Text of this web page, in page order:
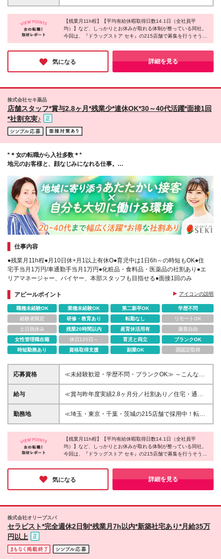
ます。 ※これまでのご経験などに応じて調整手当（1
万円～5万円/月）が付帯される場合がございます ※残
業代は全額支給します ※試用期間2週間あり（期間中
を伴う異動なし／U・Iターン歓迎≫ 住所記載の店舗
以外でも積極採用中！ その他店舗情報は、HPをご確
認ください！ https://www.sekiyakuhin.co.jp/shop?
f=1&pref=&city=&time=&type=#result ◎お住まいを考
慮し、決定します ◎転居を伴う転勤は発生しません
(変更の範囲)上記を除く当社関連勤務地
【残業月11h程】【平均有給休暇取得日数14.1日（全社員平
均）】など、しっかりとお休みが取れる体制が整っている同社。
今回は、『ドラッグストア セキ』の215店舗で募集を行うそうで
す。この求人をご覧いただいている方々も、同社のドラッグスト
アを利用している方も多いのではないでしょうか。自宅から近い
店舗で働くことができ、転居を伴う転勤が発生しないというのが
嬉しいポイントだと感じました！
気になる 詳細を見る
株式会社セキ薬品
店舗スタッフ*賞与2.8ヶ月*残業少*連休OK*30～40代活躍*面接1回
*社割充実♪
*＊女の転職から入社多数＊*
地元のお客様と、顔なじみになれる仕事。
仕事内容
●残業月11h程●月10日休+月1以上有休O●育児中は1日6h～の時短もOK●住
宅手当月1万円/車通勤手当月1万円●化粧品・食料品・医薬品の社割あり●エ
リアマネージャー、バイヤー、本部スタッフも目指せる●面接1回のみ
アピールポイント アイコンの説明
職種未経験OK 業種未経験OK 第二新卒OK
学歴不問
経験者限定
研修・教育あり 転勤なし
リモートOK
土日祝休み
残業20時間以内 産育休活用有
服装自由
女性管理職在籍
休日120日～ 育児と両立
ブランクOK
時短勤務あり
資格取得支援 副業OK 国認定取得
応募資格
≪未経験歓迎・学歴不問・ブランクOK≫ ～こんな方
は尚歓迎します～ ・販売、接客のご経験をお持ちの
方(アルバイトでも可) ・人と話すことが好きな方 ・安
で働きたい方
給与
≪賞与昨年度実績2.8ヶ月分／社割あり／住宅・通勤
手当あり≫ ■大卒 月給23万円～31万6000円 ■短大・
専門卒 月給21万円～31万6000円 ■高卒・その他 月給
ます。 ※これまでのご経験などに応じて調整手当（1
万円～5万円/月）が付帯される場合がございます ※残
業代は全額支給します ※試用期間2週間あり（期間中
勤務地
≪埼玉・東京・千葉・茨城の215店舗で採用中！転居
を伴う異動なし／U・Iターン歓迎≫ 住所記載の店舗
以外でも積極採用中！ その他店舗情報は、HPをご確
認ください！ https://www.sekiyakuhin.co.jp/shop?
f=1&pref=&city=&time=&type=#result ◎お住まいを考
慮し、決定します ◎転居を伴う転勤は発生しません
(変更の範囲)上記を除く当社関連勤務地
【残業月11h程】【平均有給休暇取得日数14.1日（全社員平
均）】など、しっかりとお休みが取れる体制が整っている同社。
今回は、『ドラッグストア セキ』の215店舗で募集を行うそうで
す。この求人をご覧いただいている方々も、同社のドラッグスト
アを利用している方も多いのではないでしょうか。自宅から近い
店舗で働くことができ、転居を伴う転勤が発生しないというのが
嬉しいポイントだと感じました！
気になる 詳細を見る
株式会社オリーブスパ
セラピスト*完全週休2日制*残業月7h以内*新築社宅あり*月給35万
円以上